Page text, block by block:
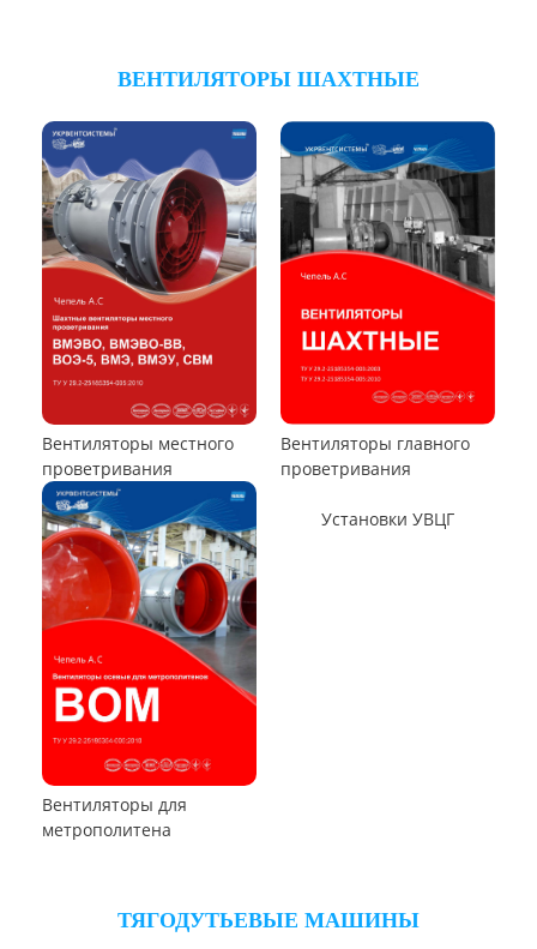
Вентилятор ВО06-300 Вентилятор В2,3-130
Вентилятор ВО-46-130 Вентилятор ВО
Вентилятор ВОТ Аэратор ПАМ
Вентилятор В06-290-11 Вентилятор В06-298-11
Вентилятор В1,0-260-5
ВЕНТИЛЯТОРЫ ШАХТНЫЕ
Вентиляторы местного
Установки УВЦГ